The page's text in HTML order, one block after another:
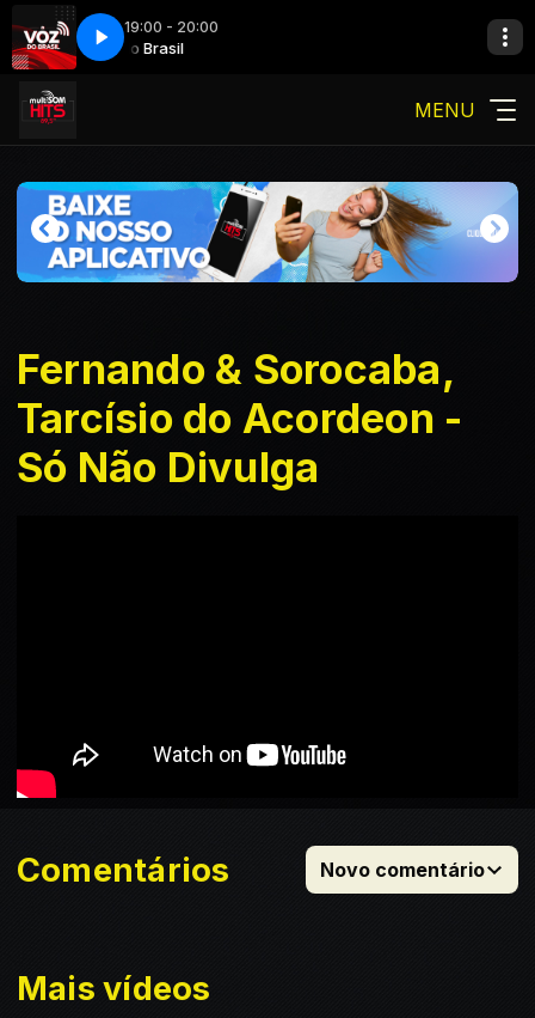
19:00 - 20:00
A voz do Brasil
MENU
Fernando & Sorocaba,
Tarcísio do Acordeon -
Só Não Divulga
Mais vídeos
Comentários Novo comentário